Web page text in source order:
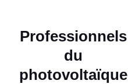
Professionnels
du
photovoltaïque